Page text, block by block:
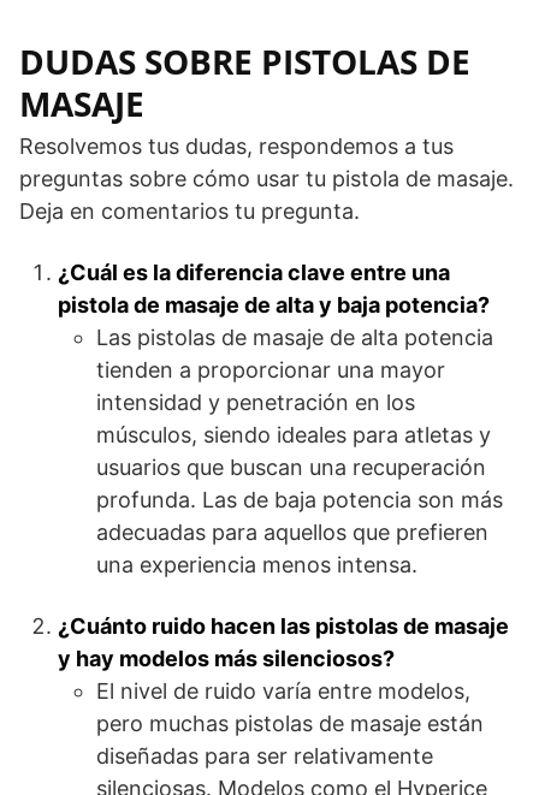
DUDAS SOBRE PISTOLAS DE
MASAJE
Resolvemos tus dudas, respondemos a tus
preguntas sobre cómo usar tu pistola de masaje.
Deja en comentarios tu pregunta.
¿Cuál es la diferencia clave entre una
pistola de masaje de alta y baja potencia?
Las pistolas de masaje de alta potencia
tienden a proporcionar una mayor
intensidad y penetración en los
músculos, siendo ideales para atletas y
usuarios que buscan una recuperación
profunda. Las de baja potencia son más
adecuadas para aquellos que prefieren
una experiencia menos intensa.
¿Cuánto ruido hacen las pistolas de masaje
y hay modelos más silenciosos?
El nivel de ruido varía entre modelos,
pero muchas pistolas de masaje están
diseñadas para ser relativamente
silenciosas. Modelos como el Hyperice